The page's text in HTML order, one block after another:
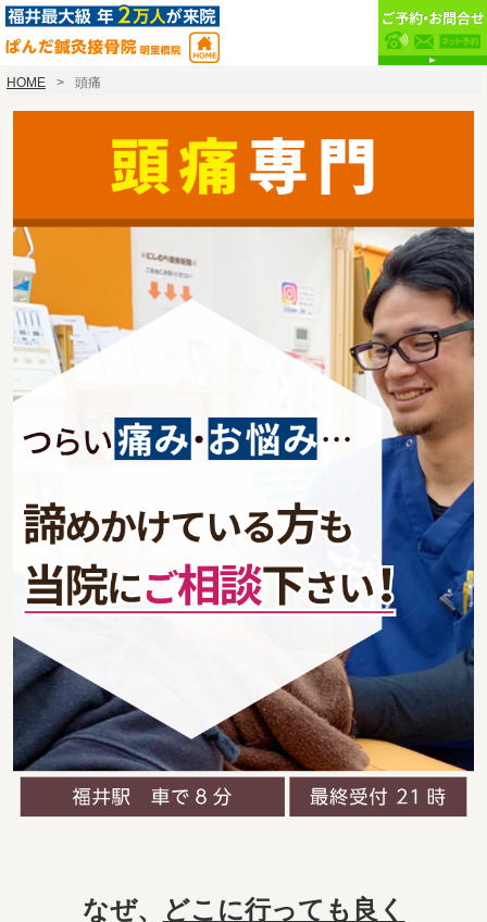
HOME 頭痛
なぜ、
どこに行っても良く